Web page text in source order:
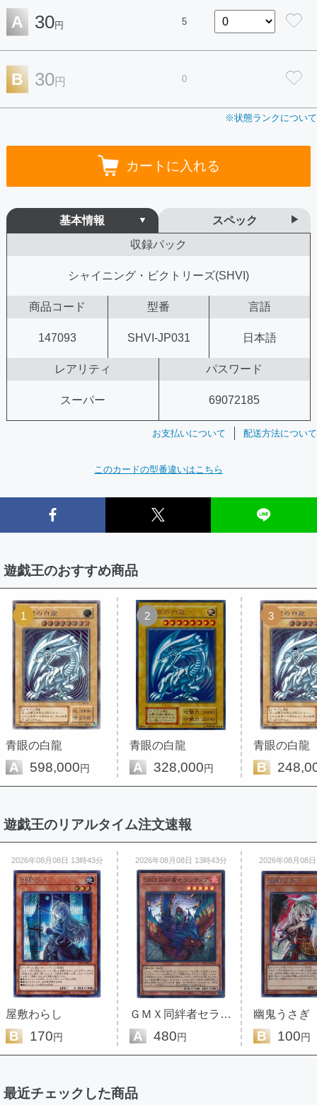
A 30円 5
B 30円 0
※状態ランクについて
カートに入れる
基本情報
スペック
収録パック
シャイニング・ビクトリーズ(SHVI)
商品コード 型番 言語
147093 SHVI-JP031 日本語
レアリティ パスワード
スーパー 69072185
お支払いについて 配送方法について
このカードの型番違いはこちら
遊戯王のおすすめ商品
1
青眼の白龍
A 598,000円
2
青眼の白龍
A 328,000円
3
青眼の白龍
B
遊戯王のリアルタイム注文速報
2026年08月08日 13時43分
屋敷わらし
B 170円
2026年08月08日 13時43分
ＧＭＸ同絆者セランディア
A 480円
2026年08月08
幽鬼うさぎ
B 100円
最近チェックした商品